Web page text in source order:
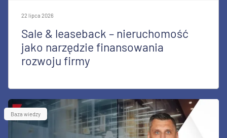
22 lipca 2026
Sale & leaseback – nieruchomość
jako narzędzie finansowania
rozwoju firmy
Baza wiedzy